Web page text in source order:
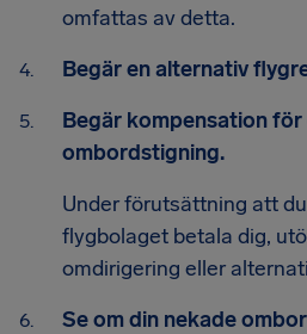
omfattas av detta.
Begär en alternativ
Begär kompensation för
ombordstigning.
Under förutsättning att
flygbolaget betala dig,
omdirigering eller
Se om din nekade